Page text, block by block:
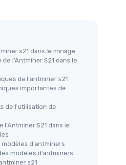
s21 dans le minage
l'Antminer S21 dans le
de l'antminer s21
importantes de
de l'utilisation de
l'Antminer S21 dans le
modèles d'antminers
modèles d'antminers
s21